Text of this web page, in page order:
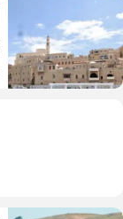
פוליטי